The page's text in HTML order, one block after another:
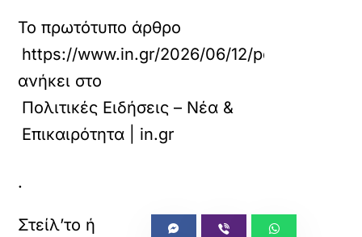
Το πρωτότυπο άρθρο
https://www.in.gr/2026/06/12/politics/
ανήκει στο
Πολιτικές Ειδήσεις – Νέα &
Επικαιρότητα | in.gr
.